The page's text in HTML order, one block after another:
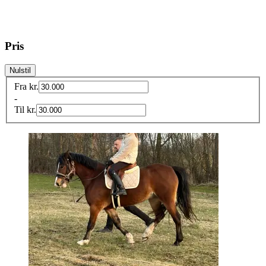
Pris
Nulstil
Fra kr.
-
Til kr.